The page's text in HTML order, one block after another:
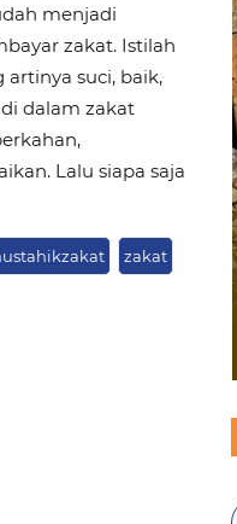
menjadi
zakat. Istilah
artinya suci, baik,
dalam zakat
Lalu siapa saja
zakat